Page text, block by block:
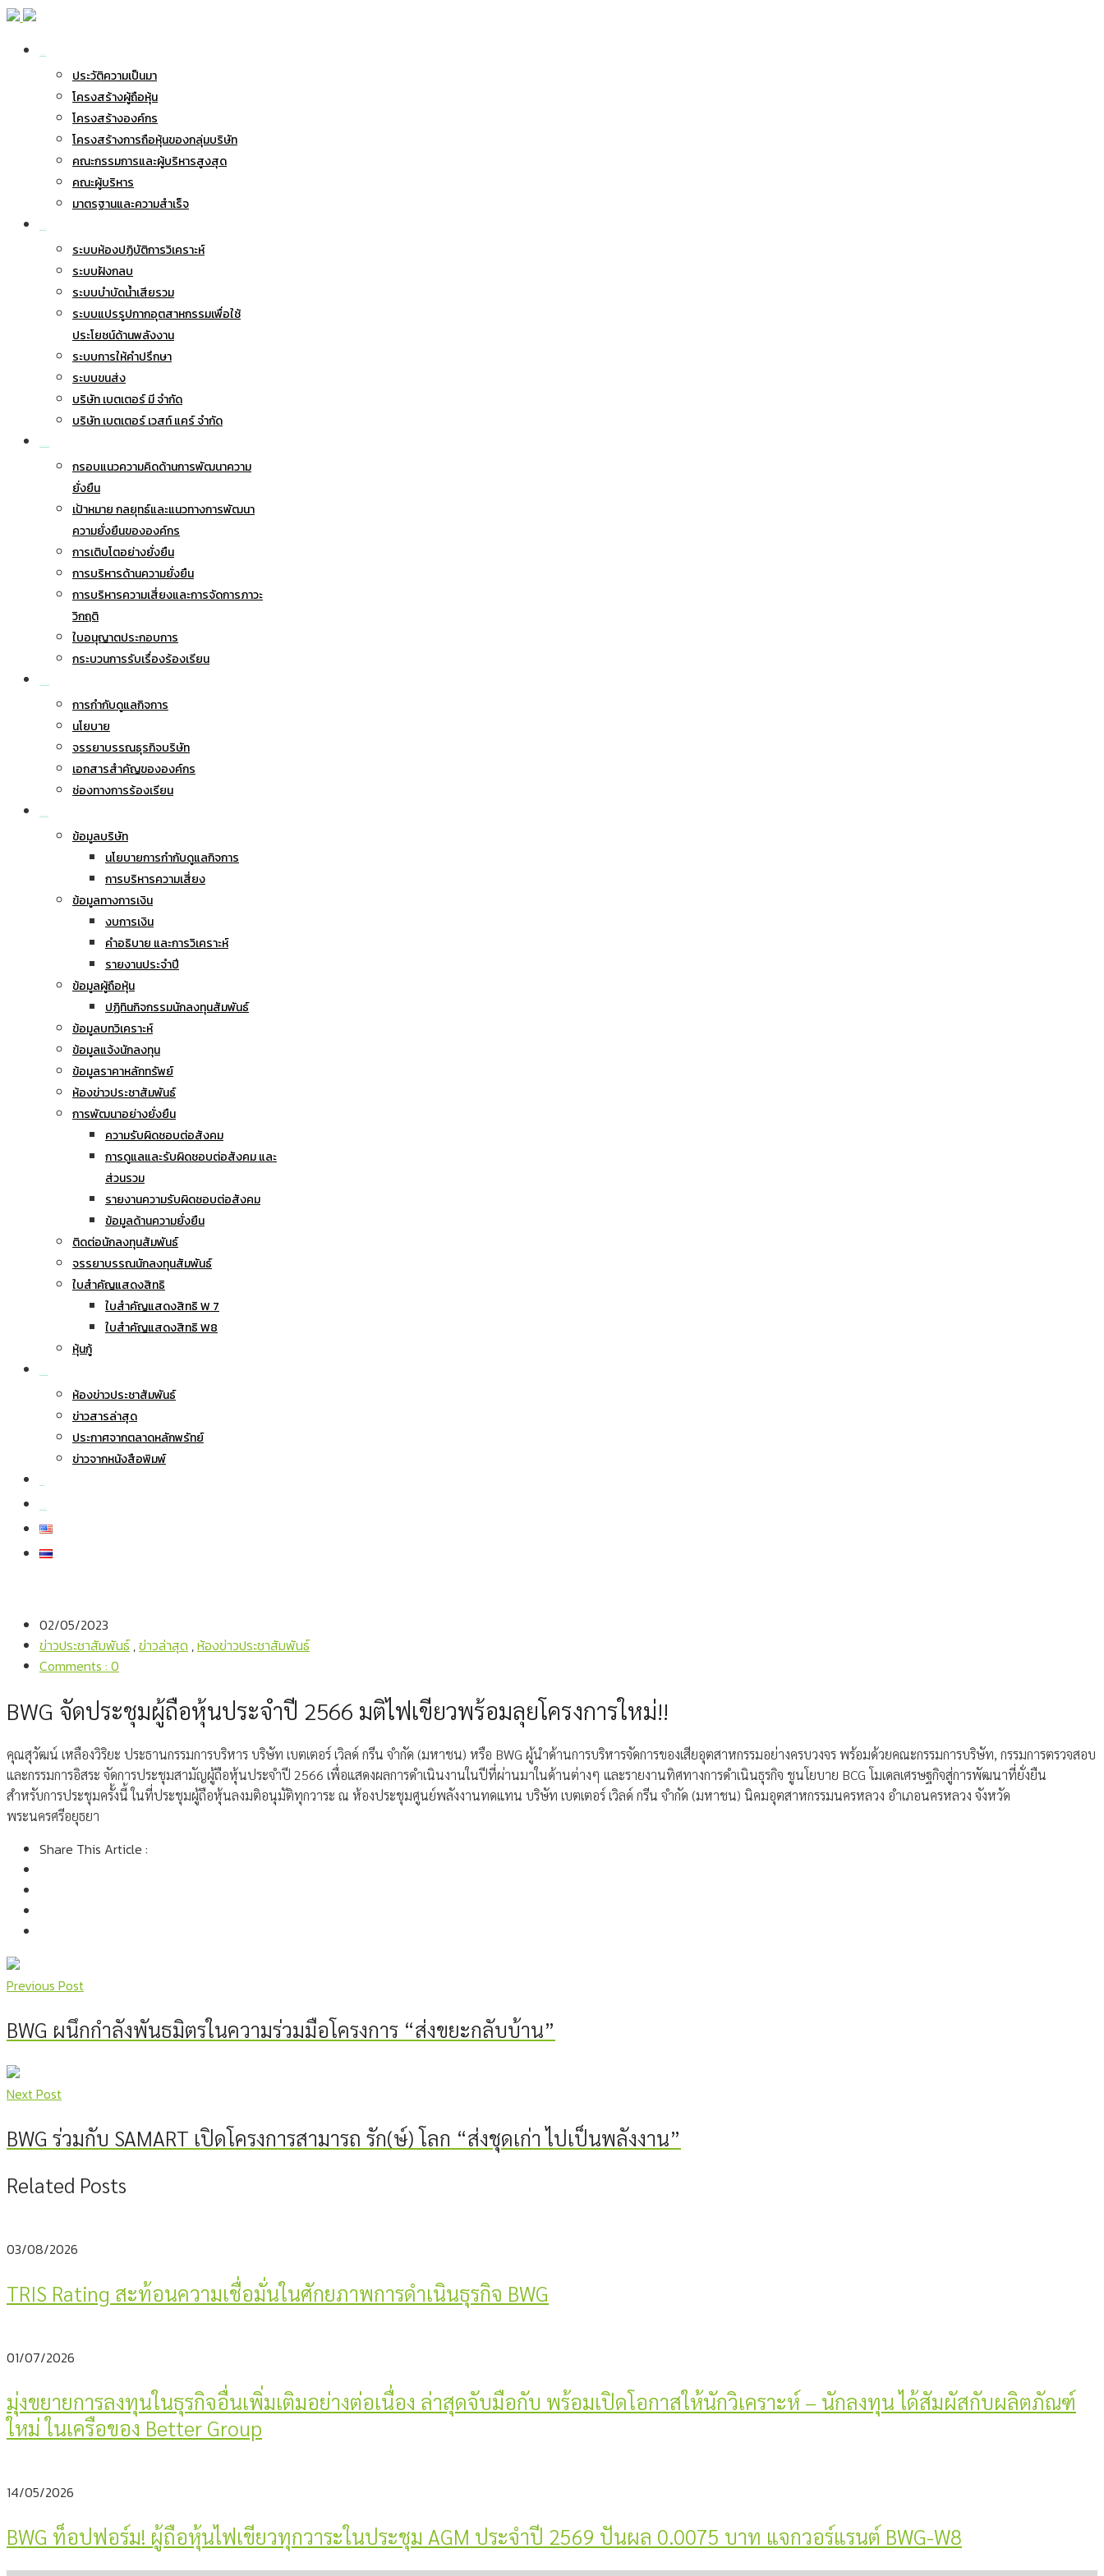
ประวัติความเป็นมา
โครงสร้างผู้ถือหุ้น
โครงสร้างองค์กร
โครงสร้างการถือหุ้นของกลุ่มบริษัท
คณะกรรมการและผู้บริหารสูงสุด
คณะผู้บริหาร
มาตรฐานและความสำเร็จ
ระบบห้องปฏิบัติการวิเคราะห์
ระบบฝังกลบ
ระบบบำบัดน้ำเสียรวม
ระบบแปรรูปกากอุตสาหกรรมเพื่อใช้
ประโยชน์ด้านพลังงาน
ระบบการให้คำปรึกษา
ระบบขนส่ง
บริษัท เบตเตอร์ มี จำกัด
บริษัท เบตเตอร์ เวสท์ แคร์ จำกัด
กรอบแนวความคิดด้านการพัฒนาความ
ยั่งยืน
เป้าหมาย กลยุทธ์และแนวทางการพัฒนา
ความยั่งยืนขององค์กร
การเติบโตอย่างยั่งยืน
การบริหารด้านความยั่งยืน
การบริหารความเสี่ยงและการจัดการภาวะ
วิกฤติ
ใบอนุญาตประกอบการ
กระบวนการรับเรื่องร้องเรียน
การกำกับดูแลกิจการ
นโยบาย
จรรยาบรรณธุรกิจบริษัท
เอกสารสำคัญขององค์กร
ช่องทางการร้องเรียน
ข้อมูลบริษัท
นโยบายการกำกับดูแลกิจการ
การบริหารความเสี่ยง
ข้อมูลทางการเงิน
งบการเงิน
คำอธิบาย และการวิเคราะห์
รายงานประจำปี
ข้อมูลผู้ถือหุ้น
ปฏิทินกิจกรรมนักลงทุนสัมพันธ์
ข้อมูลบทวิเคราะห์
ข้อมูลแจ้งนักลงทุน
ข้อมูลราคาหลักทรัพย์
ห้องข่าวประชาสัมพันธ์
การพัฒนาอย่างยั่งยืน
ความรับผิดชอบต่อสังคม
การดูแลและรับผิดชอบต่อสังคม และ
ส่วนรวม
รายงานความรับผิดชอบต่อสังคม
ข้อมูลด้านความยั่งยืน
ติดต่อนักลงทุนสัมพันธ์
จรรยาบรรณนักลงทุนสัมพันธ์
ใบสำคัญแสดงสิทธิ
ใบสำคัญแสดงสิทธิ W 7
ใบสำคัญแสดงสิทธิ W8
หุ้นกู้
ห้องข่าวประชาสัมพันธ์
ข่าวสารล่าสุด
ประกาศจากตลาดหลักพรัทย์
ข่าวจากหนังสือพิมพ์
02/05/2023
ข่าวประชาสัมพันธ์,ข่าวล่าสุด ,ห้องข่าวประชาสัมพันธ์
Comments : 0
BWG จัดประชุมผู้ถือหุ้นประจำปี 2566 มติไฟเขียวพร้อมลุยโครงการใหม่!!
คุณสุวัฒน์ เหลืองวิริยะ ประธานกรรมการบริหาร บริษัท เบตเตอร์ เวิลด์ กรีน จำกัด (มหาชน) หรือ BWG ผู้นำด้านการบริหารจัดการของเสียอุตสาหกรรมอย่างครบวงจร พร้อมด้วยคณะกรรมการบริษัท, กรรมการตรวจสอบ
และกรรมการอิสระ จัดการประชุมสามัญผู้ถือหุ้นประจำปี 2566 เพื่อแสดงผลการดำเนินงานในปีที่ผ่านมาในด้านต่างๆ และรายงานทิศทางการดำเนินธุรกิจ ชูนโยบาย BCG โมเดลเศรษฐกิจสู่การพัฒนาที่ยั่งยืน
สำหรับการประชุมครั้งนี้ ในที่ประชุมผู้ถือหุ้นลงมติอนุมัติทุกวาระ ณ ห้องประชุมศูนย์พลังงานทดแทน บริษัท เบตเตอร์ เวิลด์ กรีน จำกัด (มหาชน) นิคมอุตสาหกรรมนครหลวง อำเภอนครหลวง จังหวัด
พระนครศรีอยุธยา
Share This Article :
Previous Post
BWG ผนึกกำลังพันธมิตรในความร่วมมือโครงการ “ส่งขยะกลับบ้าน”
Next Post
BWG ร่วมกับ SAMART เปิดโครงการสามารถ รัก(ษ์) โลก “ส่งชุดเก่า ไปเป็นพลังงาน”
Related Posts
03/08/2026
TRIS Rating สะท้อนความเชื่อมั่นในศักยภาพการดำเนินธุรกิจ BWG
01/07/2026
มุ่งขยายการลงทุนในธุรกิจอื่นเพิ่มเติมอย่างต่อเนื่อง ล่าสุดจับมือกับ พร้อมเปิดโอกาสให้นักวิเคราะห์ – นักลงทุน ได้สัมผัสกับผลิตภัณฑ์
ใหม่ ในเครือของ Better Group
14/05/2026
BWG ท็อปฟอร์ม! ผู้ถือหุ้นไฟเขียวทุกวาระในประชุม AGM ประจำปี 2569 ปันผล 0.0075 บาท แจกวอร์แรนต์ BWG-W8